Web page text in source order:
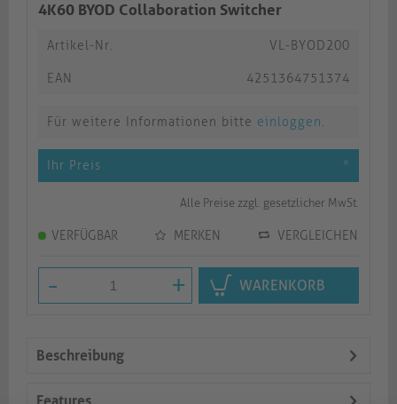
4K60 BYOD Collaboration Switcher
Artikel-Nr. VL-BYOD200
EAN 4251364751374
Für weitere Informationen bitte einloggen.
Ihr Preis *
Alle Preise zzgl. gesetzlicher MwSt.
VERFÜGBAR MERKEN VERGLEICHEN
- + WARENKORB
Beschreibung